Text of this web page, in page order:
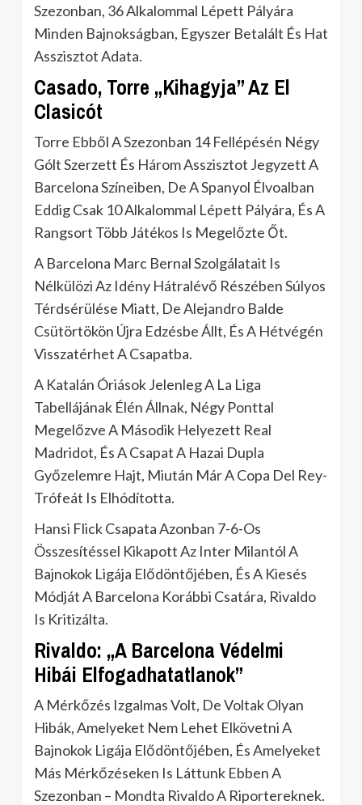
Szezonban, 36 Alkalommal Lépett Pályára
Minden Bajnokságban, Egyszer Betalált És Hat
Asszisztot Adata.
Casado, Torre „Kihagyja” Az El
Clasicót
Torre Ebből A Szezonban 14 Fellépésén Négy
Gólt Szerzett És Három Asszisztot Jegyzett A
Barcelona Színeiben, De A Spanyol Élvoalban
Eddig Csak 10 Alkalommal Lépett Pályára, És A
Rangsort Több Játékos Is Megelőzte Őt.
A Barcelona Marc Bernal Szolgálatait Is
Nélkülözi Az Idény Hátralévő Részében Súlyos
Térdsérülése Miatt, De Alejandro Balde
Csütörtökön Újra Edzésbe Állt, És A Hétvégén
Visszatérhet A Csapatba.
A Katalán Óriások Jelenleg A La Liga
Tabellájának Élén Állnak, Négy Ponttal
Megelőzve A Második Helyezett Real
Madridot, És A Csapat A Hazai Dupla
Győzelemre Hajt, Miután Már A Copa Del Rey-
Trófeát Is Elhódította.
Hansi Flick Csapata Azonban 7-6-Os
Összesítéssel Kikapott Az Inter Milantól A
Bajnokok Ligája Elődöntőjében, És A Kiesés
Módját A Barcelona Korábbi Csatára, Rivaldo
Is Kritizálta.
Rivaldo: „A Barcelona Védelmi
Hibái Elfogadhatatlanok”
A Mérkőzés Izgalmas Volt, De Voltak Olyan
Hibák, Amelyeket Nem Lehet Elkövetni A
Bajnokok Ligája Elődöntőjében, És Amelyeket
Más Mérkőzéseken Is Láttunk Ebben A
Szezonban – Mondta Rivaldo A Riportereknek.